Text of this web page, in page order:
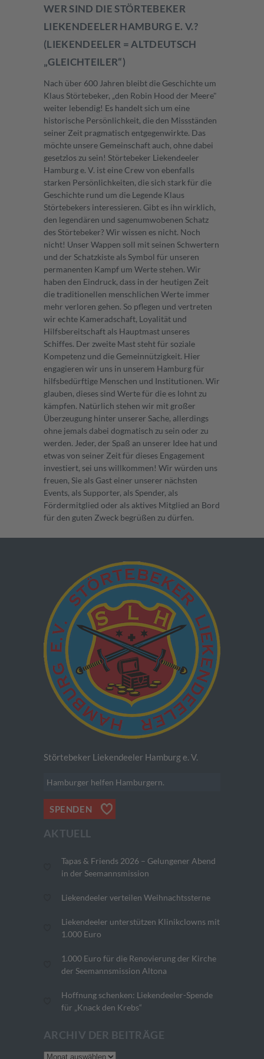
WER SIND DIE STÖRTEBEKER
LIEKENDEELER HAMBURG E. V.?
(LIEKENDEELER = ALTDEUTSCH
„GLEICHTEILER“)
Nach über 600 Jahren bleibt die Geschichte um
Klaus Störtebeker, „den Robin Hood der Meere"
weiter lebendig! Es handelt sich um eine
historische Persönlichkeit, die den Missständen
seiner Zeit pragmatisch entgegenwirkte. Das
möchte unsere Gemeinschaft auch, ohne dabei
gesetzlos zu sein! Störtebeker Liekendeeler
Hamburg e. V. ist eine Crew von ebenfalls
starken Persönlichkeiten, die sich stark für die
Geschichte rund um die Legende Klaus
Störtebekers interessieren. Gibt es ihn wirklich,
den legendären und sagenumwobenen Schatz
des Störtebeker? Wir wissen es nicht. Noch
nicht! Unser Wappen soll mit seinen Schwertern
und der Schatzkiste als Symbol für unseren
permanenten Kampf um Werte stehen. Wir
haben den Eindruck, dass in der heutigen Zeit
die traditionellen menschlichen Werte immer
mehr verloren gehen. So pflegen und vertreten
wir echte Kameradschaft, Loyalität und
Hilfsbereitschaft als Hauptmast unseres
Schiffes. Der zweite Mast steht für soziale
Kompetenz und die Gemeinnützigkeit. Hier
engagieren wir uns in unserem Hamburg für
hilfsbedürftige Menschen und Institutionen. Wir
glauben, dieses sind Werte für die es lohnt zu
kämpfen. Natürlich stehen wir mit großer
Überzeugung hinter unserer Sache, allerdings
ohne jemals dabei dogmatisch zu sein oder zu
werden. Jeder, der Spaß an unserer Idee hat und
etwas von seiner Zeit für dieses Engagement
investiert, sei uns willkommen! Wir würden uns
freuen, Sie als Gast einer unserer nächsten
Events, als Supporter, als Spender, als
Fördermitglied oder als aktives Mitglied an Bord
für den guten Zweck begrüßen zu dürfen.
Störtebeker Liekendeeler Hamburg e. V.
Hamburger helfen Hamburgern.
SPENDEN
AKTUELL
Tapas & Friends 2026 – Gelungener Abend
in der Seemannsmission
Liekendeeler verteilen Weihnachtssterne
Liekendeeler unterstützen Klinikclowns mit
1.000 Euro
1.000 Euro für die Renovierung der Kirche
der Seemannsmission Altona
Hoffnung schenken: Liekendeeler-Spende
für „Knack den Krebs“
ARCHIV DER BEITRÄGE
Archiv